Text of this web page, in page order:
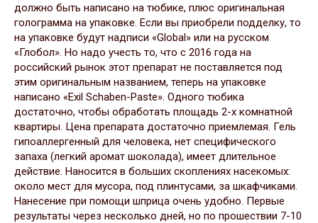
должно быть написано на тюбике, плюс оригинальная
голограмма на упаковке. Если вы приобрели подделку, то
на упаковке будут надписи «Globаl» или на русском
«Глобол». Но надо учесть то, что с 2016 года на
российский рынок этот препарат не поставляется под
этим оригинальным названием, теперь на упаковке
написано «Exil Schaben-Paste». Одного тюбика
достаточно, чтобы обработать площадь 2-х комнатной
квартиры. Цена препарата достаточно приемлемая. Гель
гипоаллергенный для человека, нет специфического
запаха (легкий аромат шоколада), имеет длительное
действие. Наносится в больших скоплениях насекомых:
около мест для мусора, под плинтусами, за шкафчиками.
Нанесение при помощи шприца очень удобно. Первые
результаты через несколько дней, но по прошествии 7-10